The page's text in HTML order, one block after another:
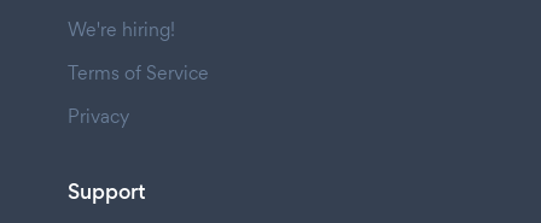
We're hiring!
Terms of Service
Privacy
Support